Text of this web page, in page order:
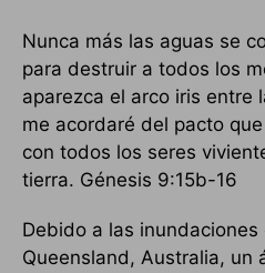
Nunca más las aguas se
para destruir a todos los
aparezca el arco iris entre
me acordaré del pacto
con todos los seres
tierra. Génesis 9:15b-16
Debido a las inundaciones
Queensland, Australia, un